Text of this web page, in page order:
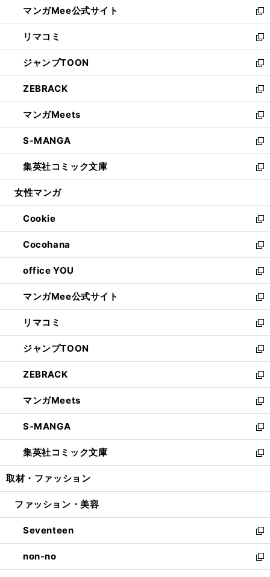
く
ド
ウ
で
開
く
ィ
ン
ド
ウ
で
開
く
い
ウ
ィ
ン
ド
ウ
で
開
く
マンガMee公式サイト
新
し
い
ウ
ィ
ン
ド
ウ
で
開
く
リマコミ
新
し
い
ウ
ィ
ン
ド
ウ
で
開
く
ジャンプTOON
新
し
い
ウ
ィ
ン
ド
ウ
で
開
ZEBRACK
新
し
い
ウ
ィ
ン
ド
ウ
開
く
マンガMeets
新
し
い
ウ
ィ
ン
ウ
で
開
く
S-MANGA
新
し
い
ウ
ン
ド
ウ
で
開
く
集英社コミック文庫
新
し
ウ
ィ
ン
ド
ウ
で
開
く
女性マンガ
Cookie
新
し
い
ウ
ィ
ン
ド
ウ
で
開
く
Cocohana
新
し
い
ウ
ィ
ン
ド
ウ
で
開
く
office YOU
新
し
い
ウ
ィ
ン
ド
ウ
で
開
く
マンガMee公式サイト
新
し
い
ウ
ィ
ン
ド
ウ
で
開
く
リマコミ
新
し
い
ウ
ィ
ン
ド
ウ
で
開
く
ジャンプTOON
新
し
い
ウ
ィ
ン
ド
ウ
で
開
ZEBRACK
新
し
い
ウ
ィ
ン
ド
ウ
開
マンガMeets
新
し
い
ウ
ィ
ン
ウ
開
く
S-MANGA
新
し
い
ウ
ン
ウ
で
開
く
集英社コミック文庫
新
し
ウ
ン
ド
ウ
で
開
取材・ファッション
ファッション・美容
Seventeen
新
し
い
ウ
non-no
新
し